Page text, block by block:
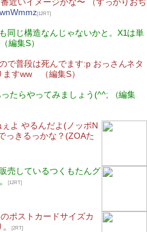
[12RT]
同じ構造なんじゃないかと。X1は単
編集S）
で普段は死んでます:p おっさんネタ
ますww （編集S）
たらやってみましょう(^^; （編集
ぇよ やるんだよ(ノッポN
っきるっかな？(ZOAた
売しているつくもたんグ
[12RT]
ポストカードサイズカ
[2RT]